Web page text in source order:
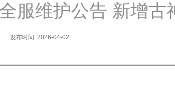
服维护公告 新增古
印
发布时间: 2026-04-02